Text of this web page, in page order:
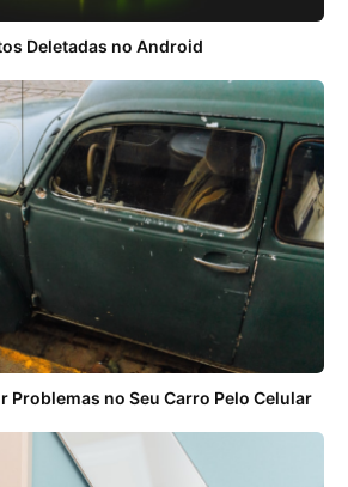
Deletadas no Android
Problemas no Seu Carro Pelo Celular